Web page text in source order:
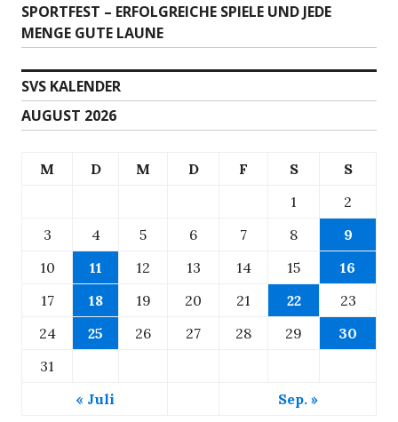
Nächster
Beitrag:
SPORTFEST – ERFOLGREICHE SPIELE UND JEDE
MENGE GUTE LAUNE
SVS KALENDER
AUGUST 2026
M D M D F S
S
1
2
3
4 5 6 7 8
9
10
11 12 13 14 15
16
17
18 19 20 21 22
23
24
25 26 27 28 29
30
31
« Juli
Sep. »